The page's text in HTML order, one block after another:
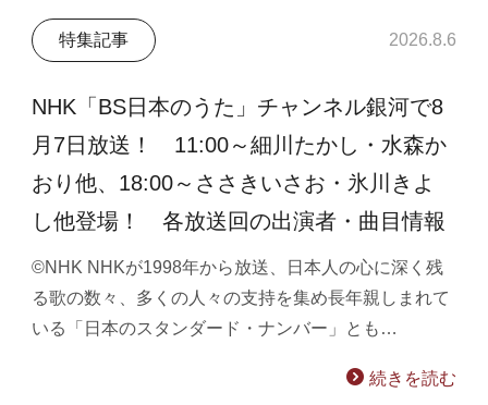
特集記事 2026.8.6
NHK「BS日本のうた」チャンネル銀河で8
月7日放送！ 11:00～細川たかし・水森か
おり他、18:00～ささきいさお・氷川きよ
し他登場！ 各放送回の出演者・曲目情報
©NHK NHKが1998年から放送、日本人の心に深く残
る歌の数々、多くの人々の支持を集め長年親しまれて
いる「日本のスタンダード・ナンバー」とも…
続きを読む